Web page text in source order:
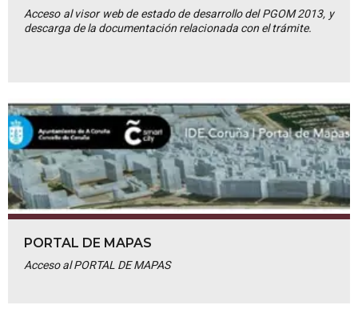
Acceso al visor web de estado de desarrollo del PGOM 2013, y
descarga de la documentación relacionada con el trámite.
PORTAL DE MAPAS
Acceso al PORTAL DE MAPAS